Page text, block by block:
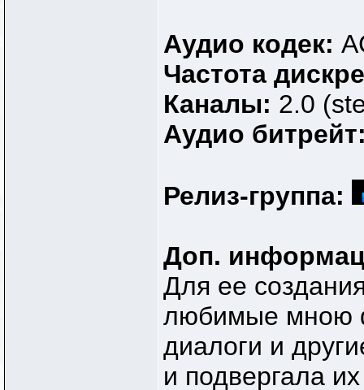
Аудио кодек:
Частота
Каналы: 2.0
Аудио
Релиз-группа:
Доп.
Для ее
любимые мною
диалоги и
и подвергала